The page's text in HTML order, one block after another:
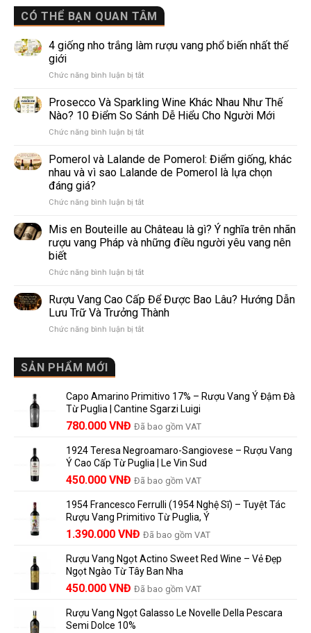
CÓ THỂ BẠN QUAN TÂM
4 giống nho trắng làm rượu vang phổ biến nhất thế
giới
Chức năng bình luận bị tắtở
giống
nho
trắng
làm
vang
phổ
thế
Prosecco Và Sparkling Wine Khác Nhau Như Thế
Nào? 10 Điểm So Sánh Dễ Hiểu Cho Người Mới
Chức năng bình luận bị tắtở
Sparkling
Wine
Nhau
Thế
Nào?
10
So
Dễ
Hiểu
Người
Pomerol và Lalande de Pomerol: Điểm giống, khác
nhau và vì sao Lalande de Pomerol là lựa chọn
đáng giá?
Chức năng bình luận bị tắtở
và
Lalande
de
Điểm
khác
nhau
và
vì
lựa
chọn
đáng
Mis en Bouteille au Château là gì? Ý nghĩa trên nhãn
rượu vang Pháp và những điều người yêu vang nên
biết
Chức năng bình luận bị tắtở
en
Bouteille
au
Château
nhãn
rượu
vang
và
những
người
vang
nên
biết
Rượu Vang Cao Cấp Để Được Bao Lâu? Hướng Dẫn
Lưu Trữ Và Trưởng Thành
Chức năng bình luận bị tắtở
Được
Bao
Lâu?
Hướng
Lưu
Trữ
Và
Thành
SẢN PHẨM MỚI
Capo Amarino Primitivo 17% – Rượu Vang Ý Đậm Đà
Từ Puglia | Cantine Sgarzi Luigi
Giá
là:
858.000 VNĐ.
780.000 VNĐ Giá
tại
là:
780.000 VNĐ.
Đã bao gồm VAT
1924 Teresa Negroamaro-Sangiovese – Rượu Vang
Ý Cao Cấp Từ Puglia | Le Vin Sud
Giá
là:
495.000 VNĐ.
450.000 VNĐ Giá
tại
là:
450.000 VNĐ.
Đã bao gồm VAT
1954 Francesco Ferrulli (1954 Nghệ Sĩ) – Tuyệt Tác
Rượu Vang Primitivo Từ Puglia, Ý
Giá
là:
1.529.000 VNĐ.
1.390.000 VNĐ Giá
tại
là:
1.390.000 VNĐ.
Đã bao gồm VAT
Rượu Vang Ngọt Actino Sweet Red Wine – Vẻ Đẹp
Ngọt Ngào Từ Tây Ban Nha
450.000 VNĐ Đã bao gồm VAT
Rượu Vang Ngọt Galasso Le Novelle Della Pescara
Semi Dolce 10%